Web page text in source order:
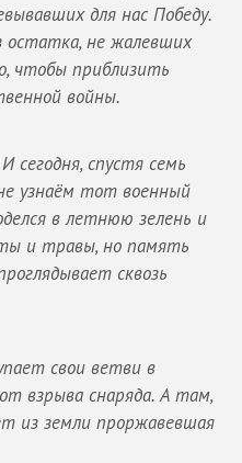
для нас Победу.
остатка, не жалевших
чтобы приблизить
войны.
спустя семь
узнаём тот военный
в летнюю зелень и
и травы, но память
сквозь
свои ветви в
взрыва снаряда. А там,
из земли проржавевшая